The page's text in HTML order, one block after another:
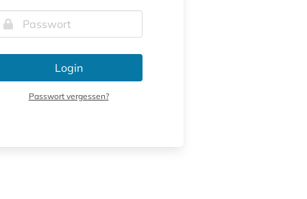
Login
Passwort vergessen?